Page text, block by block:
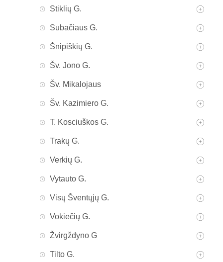
Stiklių G.
Subačiaus G.
Šnipiškių G.
Šv. Jono G.
Šv. Mikalojaus
Šv. Kazimiero G.
T. Kosciuškos G.
Trakų G.
Verkių G.
Vytauto G.
Visų Šventųjų G.
Vokiečių G.
Žvirgždyno G
Tilto G.